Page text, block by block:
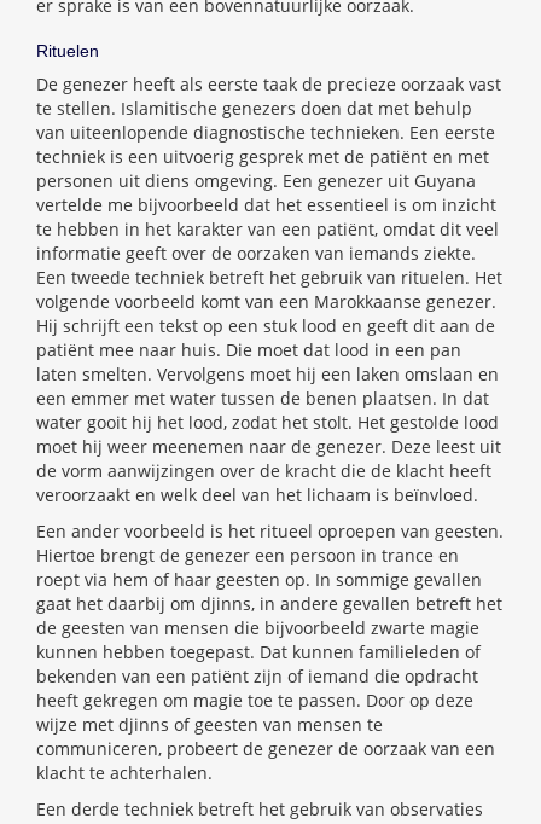
er sprake is van een bovennatuurlijke oorzaak.
Rituelen
De genezer heeft als eerste taak de precieze oorzaak vast
te stellen. Islamitische genezers doen dat met behulp
van uiteenlopende diagnostische technieken. Een eerste
techniek is een uitvoerig gesprek met de patiënt en met
personen uit diens omgeving. Een genezer uit Guyana
vertelde me bijvoorbeeld dat het essentieel is om inzicht
te hebben in het karakter van een patiënt, omdat dit veel
informatie geeft over de oorzaken van iemands ziekte.
Een tweede techniek betreft het gebruik van rituelen. Het
volgende voorbeeld komt van een Marokkaanse genezer.
Hij schrijft een tekst op een stuk lood en geeft dit aan de
patiënt mee naar huis. Die moet dat lood in een pan
laten smelten. Vervolgens moet hij een laken omslaan en
een emmer met water tussen de benen plaatsen. In dat
water gooit hij het lood, zodat het stolt. Het gestolde lood
moet hij weer meenemen naar de genezer. Deze leest uit
de vorm aanwijzingen over de kracht die de klacht heeft
veroorzaakt en welk deel van het lichaam is beïnvloed.
Een ander voorbeeld is het ritueel oproepen van geesten.
Hiertoe brengt de genezer een persoon in trance en
roept via hem of haar geesten op. In sommige gevallen
gaat het daarbij om djinns, in andere gevallen betreft het
de geesten van mensen die bijvoorbeeld zwarte magie
kunnen hebben toegepast. Dat kunnen familieleden of
bekenden van een patiënt zijn of iemand die opdracht
heeft gekregen om magie toe te passen. Door op deze
wijze met djinns of geesten van mensen te
communiceren, probeert de genezer de oorzaak van een
klacht te achterhalen.
Een derde techniek betreft het gebruik van observaties